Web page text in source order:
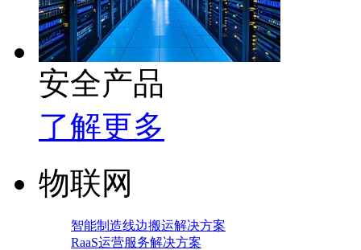
安全产品
了解更多
物联网
智能制造线边搬运解决方案
RaaS运营服务解决方案